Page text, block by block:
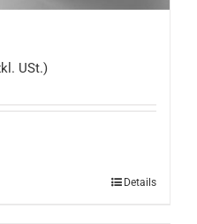
USt.)
Details